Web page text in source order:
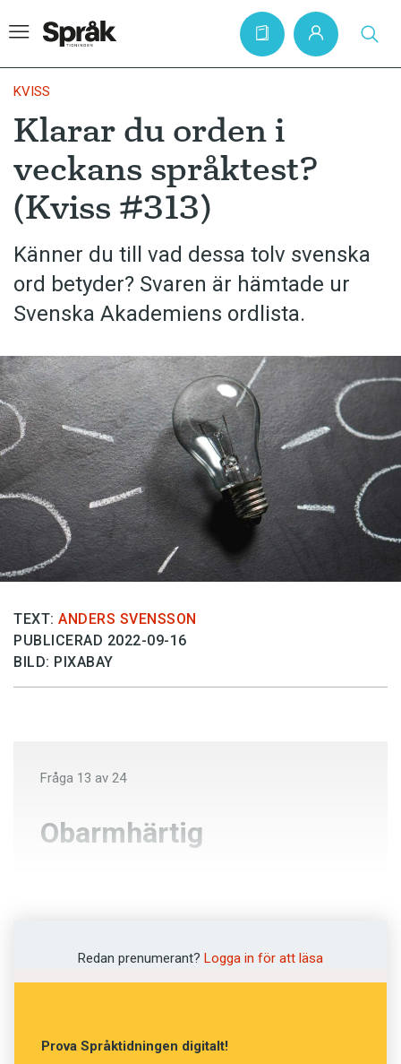
Hem
Artiklar
Krönikor
Språkfrågor
Skrivtips
Bokrecensioner
Podden
Anmäl till språkpolisen
Föreslå nyord
Annonsera
Prenumerera
Läs Språktidningen digitalt
Press
KVISS
Klarar du orden i
veckans språktest?
(Kviss #313)
Känner du till vad dessa tolv svenska
ord betyder? Svaren är hämtade ur
Svenska Akademiens ordlista.
TEXT: ANDERS SVENSSON
PUBLICERAD 2022-09-16
BILD: PIXABAY
Fråga 13 av 24
Obarmhärtig
Redan prenumerant? Logga in för att läsa
Prova Språktidningen digitalt!